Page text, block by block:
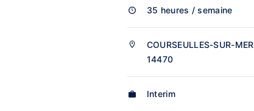
35 heures / semaine
COURSEULLES-SUR-MER
14470
Interim